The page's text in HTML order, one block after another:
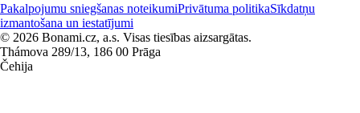
Pakalpojumu sniegšanas noteikumiPrivātuma politikaSīkdatņu
izmantošana un iestatījumi
© 2026 Bonami.cz, a.s. Visas tiesības aizsargātas.
Thámova 289/13, 186 00 Prāga
Čehija